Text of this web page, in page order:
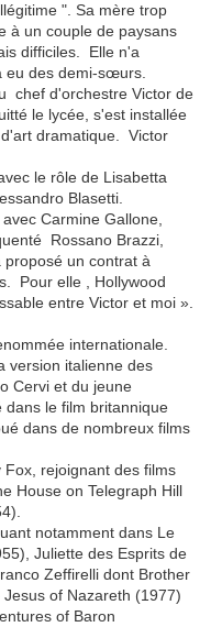
". Sa mère trop
à un couple de paysans
difficiles. Elle n'a
eu des demi-sœurs.
chef d'orchestre Victor de
le lycée, s'est installée
dramatique. Victor
le rôle de Lisabetta
Blasetti.
Carmine Gallone,
Rossano Brazzi,
un contrat à
Pour elle , Hollywood
entre Victor et moi ».
internationale.
version italienne des
Cervi et du jeune
dans le film britannique
dans de nombreux films
rejoignant des films
House on Telegraph Hill
notamment dans Le
Juliette des Esprits de
Zeffirelli dont Brother
of Nazareth (1977)
of Baron